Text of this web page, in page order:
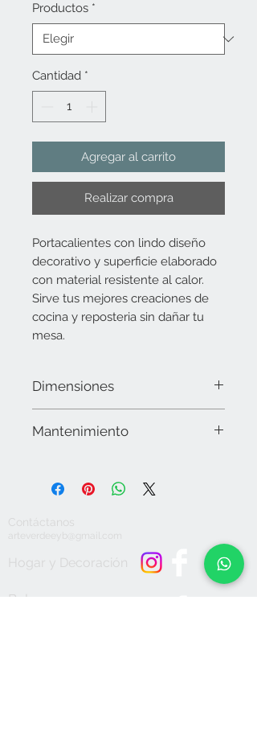
Productos *
Cantidad *
Agregar al carrito
Realizar compra
Portacalientes con lindo diseño
decorativo y superficie elaborado
con material resistente al calor.
Sirve tus mejores creaciones de
cocina y reposteria sin dañar tu
mesa.
Dimensiones
Mantenimiento
utilizar químicos o detergentes
en agua. No apto para lavavajillas. No
dejar expuesto a la intemperie.
Contáctanos
arteverdeeyb@gmail.com
Hogar y Decoración
Bolsas y